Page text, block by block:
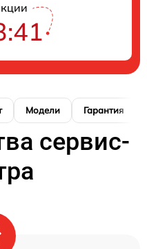
Модели Гарантия
сервис-